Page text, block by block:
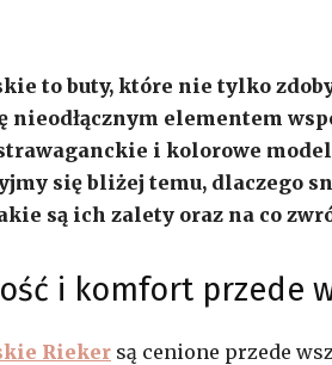
to buty, które nie tylko
nieodłącznym elementem
i kolorowe
się bliżej temu, dlaczego
są ich zalety oraz na co
i komfort przede
Rieker są cenione przede